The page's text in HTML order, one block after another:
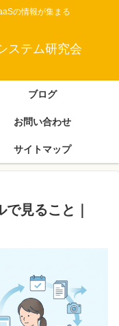
の情報が集まる
ステム研究会
ブログ
お問い合わせ
サイトマップ
見ること｜